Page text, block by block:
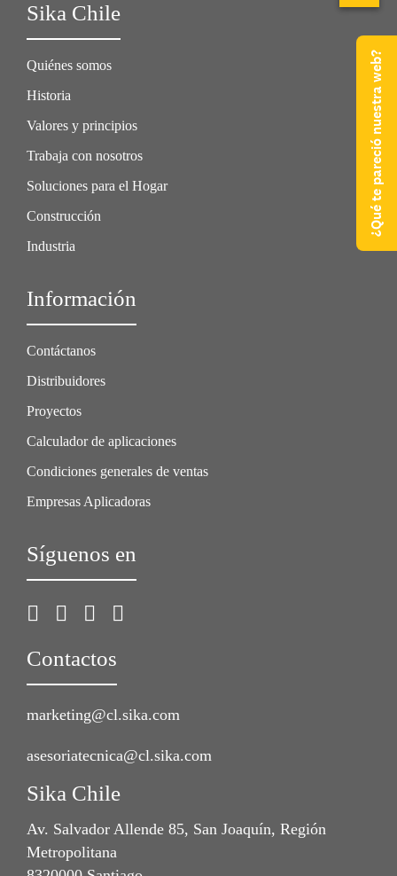
Sika Chile
Quiénes somos
Historia
Valores y principios
Trabaja con nosotros
Soluciones para el Hogar
Construcción
Industria
Información
Contáctanos
Distribuidores
Proyectos
Calculador de aplicaciones
Condiciones generales de ventas
Empresas Aplicadoras
Síguenos en
Contactos
marketing@cl.sika.com
asesoriatecnica@cl.sika.com
Sika Chile
Av. Salvador Allende 85, San Joaquín, Región
Metropolitana
¿Qué te pareció nuestra web?